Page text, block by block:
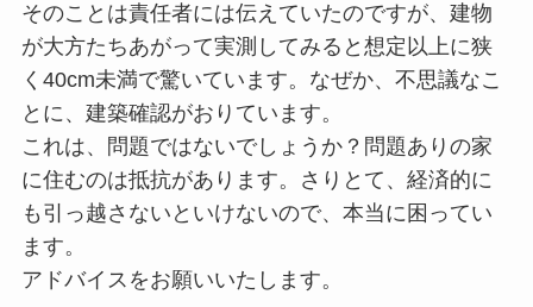
そのことは責任者には伝えていたのですが、建物
が大方たちあがって実測してみると想定以上に狭
く40cm未満で驚いています。なぜか、不思議なこ
とに、建築確認がおりています。
これは、問題ではないでしょうか？問題ありの家
に住むのは抵抗があります。さりとて、経済的に
も引っ越さないといけないので、本当に困ってい
ます。
アドバイスをお願いいたします。